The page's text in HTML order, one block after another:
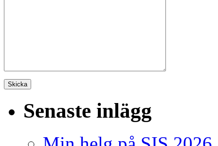
Senaste inlägg